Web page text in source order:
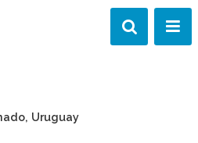
Uruguay